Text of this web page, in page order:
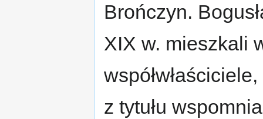
Brończyn.
XIX w. mieszkali
z tytułu